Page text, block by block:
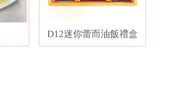
D12迷你蕾而油飯禮盒